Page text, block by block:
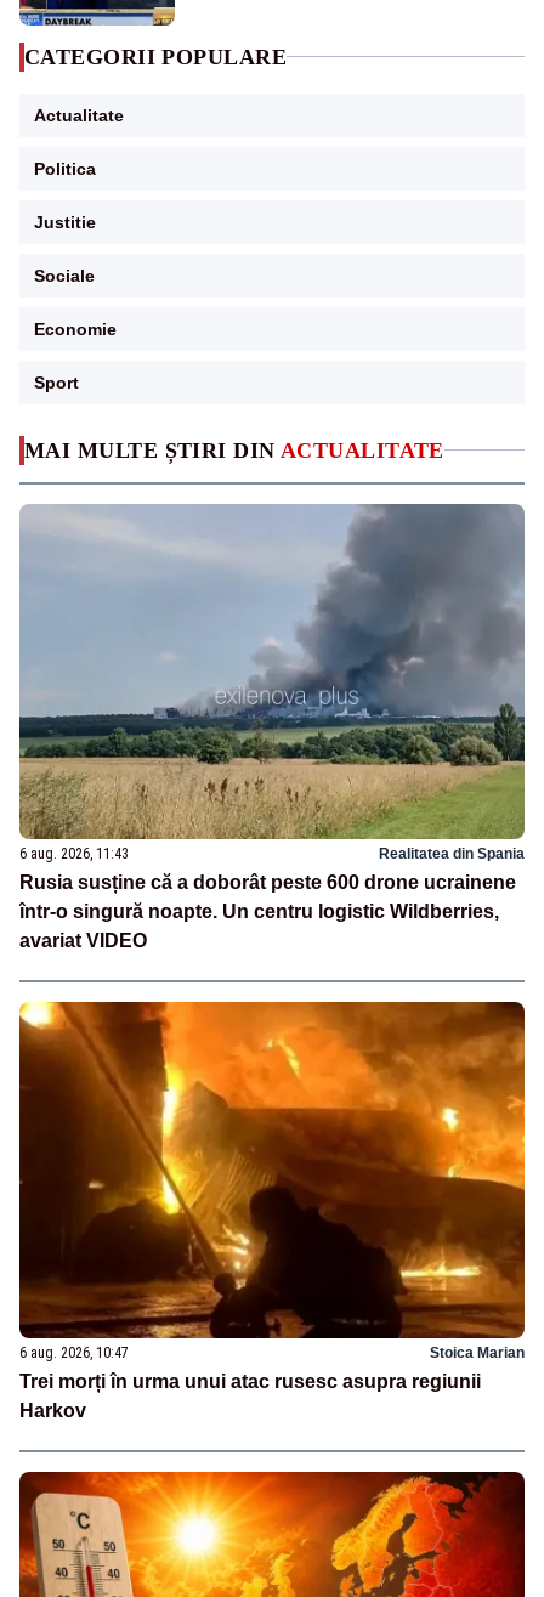
MAI MULTE ȘTIRI DIN ACTUALITATE
6 aug. 2026, 11:43 Realitatea din Spania
Rusia susține că a doborât peste 600 drone ucrainene
într-o singură noapte. Un centru logistic Wildberries,
avariat VIDEO
6 aug. 2026, 10:47 Stoica Marian
Trei morți în urma unui atac rusesc asupra regiunii
Harkov
CATEGORII POPULARE
Actualitate
Politica
Justitie
Sociale
Economie
Sport